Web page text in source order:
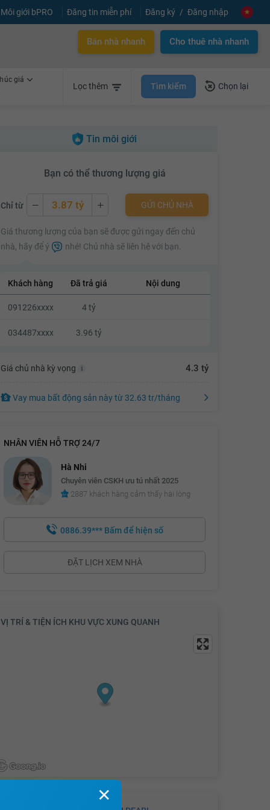
giới bPRO Đăng tin miễn phí Đăng ký Đăng nhập
Bán nhà nhanh Cho thuê nhà nhanh
giá
Lọc thêm Tìm kiếm Chọn lại
Tin môi giới
Bạn có thể thương lượng giá
Chỉ từ 3.87 tỷ
3.87 tỷ
3.89 tỷ
3.93 tỷ
3.97 tỷ
4.01 tỷ
4.03 tỷ
4.07 tỷ
4.11 tỷ
4.13 tỷ
4.15 tỷ
4.17 tỷ
4.19 tỷ
4.25 tỷ
GỬI CHỦ NHÀ
Giá thương lượng của bạn sẽ được gửi ngay đến chủ
nhà, hãy để ý
nhé! Chủ nhà sẽ liên hệ với bạn.
Khách hàng Đã trả giá Nội dung
091226xxxx 4 tỷ
034487xxxx 3.96 tỷ
Giá chủ nhà kỳ vọng 4.3 tỷ
Vay mua bất động sản nàytừ 32.63 tr/tháng
NHÂN VIÊN HỖ TRỢ 24/7
Hà Nhi
Chuyên viên CSKH ưu tú nhất 2025
2887 khách hàng cảm thấy hài lòng
0886.39*** Bấm để hiện số
ĐẶT LỊCH XEM NHÀ
VỊ TRÍ & TIỆN ÍCH KHU VỰC XUNG QUANH
✕